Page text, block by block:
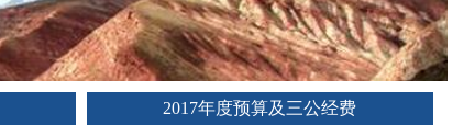
2017年度预算及三公经费